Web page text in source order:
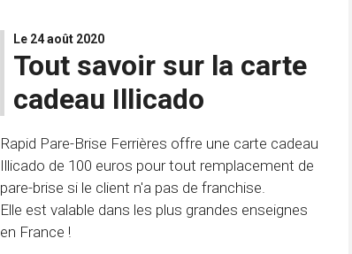
Le 24 août 2020
Tout savoir sur la carte
cadeau Illicado
Rapid Pare-Brise Ferrières offre une carte cadeau
Illicado de 100 euros pour tout remplacement de
pare-brise si le client n'a pas de franchise.
Elle est valable dans les plus grandes enseignes
en France !